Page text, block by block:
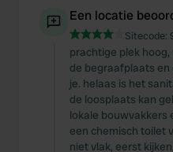
Een locatie
Sitecode:
prachtige plek
de begraafplaats
je. helaas is het
de loosplaats kan
lokale bouwvakkers
een chemisch toilet
niet vlak, eerst